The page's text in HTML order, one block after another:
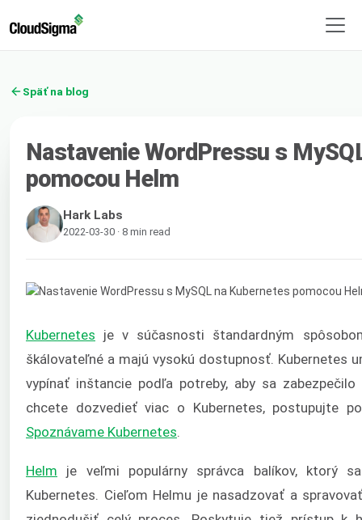
Späť na blog
Nastavenie WordPressu s
pomocou Helm
Hark Labs
2022-03-30 · 8 min read
Kubernetes je v súčasnosti štandardným
škálovateľné a majú vysokú dostupnosť. Kubernetes
vypínať inštancie podľa potreby, aby sa
chcete dozvedieť viac o Kubernetes, postupujte
Spoznávame Kubernetes
Helm je veľmi populárny správca balíkov, ktorý
Kubernetes. Cieľom Helmu je nasadzovať a